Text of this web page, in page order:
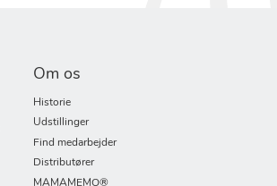
Om os
Historie
Udstillinger
Find medarbejder
Distributører
MAMAMEMO®